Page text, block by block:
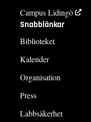
Campus Lidingö
Snabblänkar
Biblioteket
Kalender
Organisation
Press
Labbsäkerhet